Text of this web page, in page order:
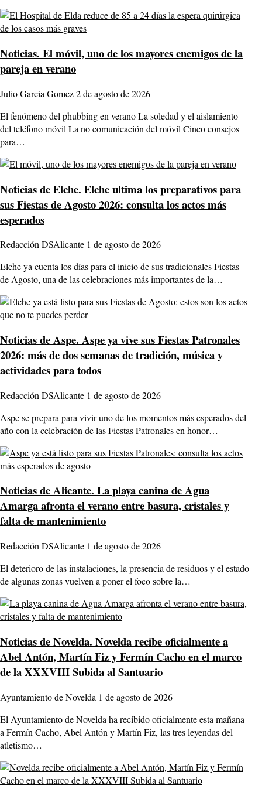
Noticias. El móvil, uno de los mayores enemigos de la
pareja en verano
Julio Garcia Gomez2 de agosto de 2026
El fenómeno del phubbing en verano La soledad y el aislamiento
del teléfono móvil La no comunicación del móvil Cinco consejos
para…
Noticias de Elche. Elche ultima los preparativos para
sus Fiestas de Agosto 2026: consulta los actos más
esperados
Redacción DSAlicante 1 de agosto de 2026
Elche ya cuenta los días para el inicio de sus tradicionales Fiestas
de Agosto, una de las celebraciones más importantes de la…
Noticias de Aspe. Aspe ya vive sus Fiestas Patronales
2026: más de dos semanas de tradición, música y
actividades para todos
Redacción DSAlicante 1 de agosto de 2026
Aspe se prepara para vivir uno de los momentos más esperados del
año con la celebración de las Fiestas Patronales en honor…
Noticias de Alicante. La playa canina de Agua
Amarga afronta el verano entre basura, cristales y
falta de mantenimiento
Redacción DSAlicante 1 de agosto de 2026
El deterioro de las instalaciones, la presencia de residuos y el estado
de algunas zonas vuelven a poner el foco sobre la…
Noticias de Novelda. Novelda recibe oficialmente a
Abel Antón, Martín Fiz y Fermín Cacho en el marco
de la XXXVIII Subida al Santuario
Ayuntamiento de Novelda 1 de agosto de 2026
El Ayuntamiento de Novelda ha recibido oficialmente esta mañana
a Fermín Cacho, Abel Antón y Martín Fiz, las tres leyendas del
atletismo…